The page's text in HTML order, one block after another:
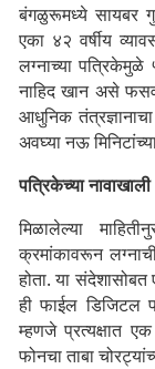
बंगळुरूमध्ये सायबर
एका ४२ वर्षीय
लग्नाच्या
नाहिद खान असे
आधुनिक
अवघ्या नऊ
पत्रिकेच्या
मिळालेल्या
क्रमांकावरून
होता. या
ही फाईल डिजिटल
म्हणजे प्रत्यक्षात
फोनचा ताबा